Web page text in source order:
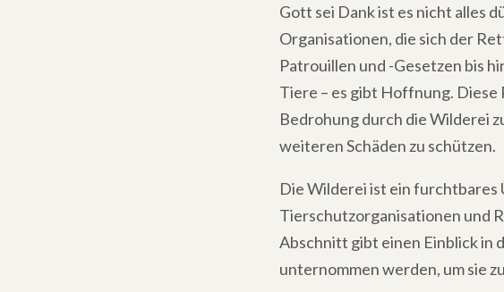
Gott sei Dank ist es nicht alles
Organisationen, die sich der
Patrouillen und -Gesetzen bis
Tiere – es gibt Hoffnung. Diese
Bedrohung durch die Wilderei
weiteren Schäden zu schützen.
Die Wilderei ist ein furchtbares
Tierschutzorganisationen und
Abschnitt gibt einen Einblick in
unternommen werden, um sie